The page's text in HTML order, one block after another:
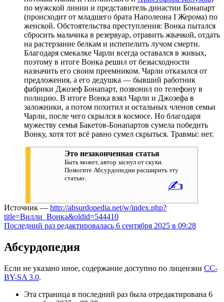
по мужской линии и представитель династии Бонапарт
(происходит от младшего брата Наполеона I Жерома) по
женской. Обстоятельства преступления: Вонка пытался
сбросить мальчика в резервуар, отравить жвачкой, отдать
на растерзание белкам и испепелить лучом смерти.
Благодаря смекалке Чарли всегда оставался в живых,
поэтому в итоге Вонка решил от безысходности
назначить его своим преемником. Чарли отказался от
предложения, а его дедушка — бывший работник
фабрики Джозеф Бонапарт, позвонил по телефону в
полицию. В итоге Вонка взял Чарли и Джозефа в
заложники, а потом похитил и остальных членов семьи
Чарли, после чего скрылся в космосе. Но благодаря
мужеству семья Бакетов-Бонапартов сумела победить
Вонку, хотя тот всё равно сумел скрыться. Травмы: нет.
Это незаконченная статья
Быть может, автор заснул от скуки.
Помогите Абсурдопедии расширить эту
статью.
✍
Источник — http://absurdopedia.net/w/index.php?
title=Вилли_Вонка&oldid=544410
Последний раз редактировалась 6 сентября 2025 в 09:28
Абсурдопедия
Если не указано иное, содержание доступно по лицензии CC-
BY-SA 3.0.
Эта страница в последний раз была отредактирована 6